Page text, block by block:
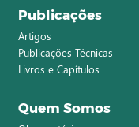
Publicações
Artigos
Publicações Técnicas
Livros e Capítulos
Quem Somos